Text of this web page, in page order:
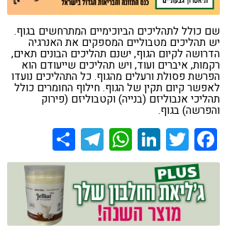
שם כולל לתהליכים הביוכימיים המתרחשים בגוף.
יש תהליכים מטבוליים המספקים את האנרגיה
הדרושה לקיום הגוף, ישנם תהליכים הבונים תאים,
רקמות, איברים ועוד, ויש תהליכים שייעודם הוא
הפרשת פסולת ורעלים מהגוף. כל התהליכים נועדו
לאפשר קיום תקין של הגוף. חילוף החומרים כולל
תהליכי אנבוליזם (בנייה) וקטבוליזם (פירוק
והפרשה) בגוף.
Facebook
Twitter
LinkedIn
WhatsApp
Telegram